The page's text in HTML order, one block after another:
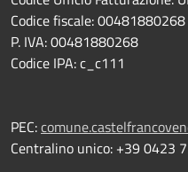
Codice fiscale: 00481880268
P. IVA: 00481880268
Codice IPA: c_c111
PEC:
Centralino unico: +39 0423